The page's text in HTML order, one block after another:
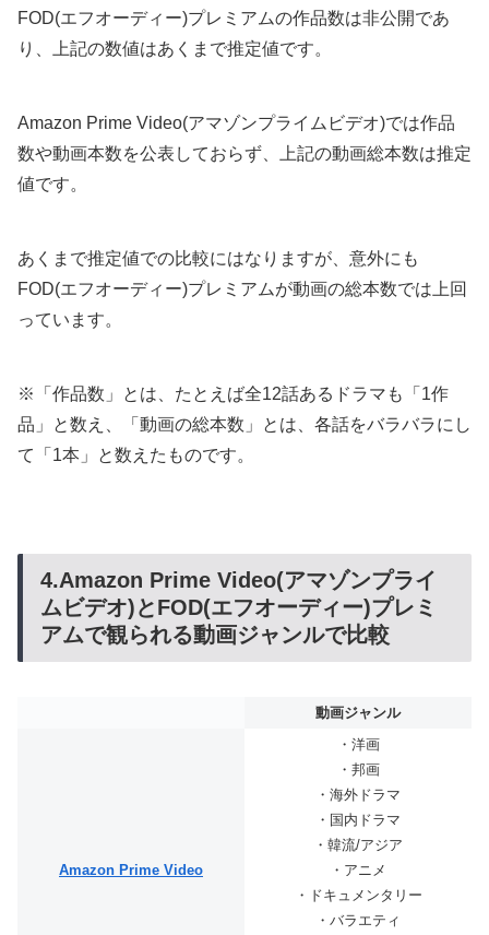
FOD(エフオーディー)プレミアムの作品数は非公開であ
り、上記の数値はあくまで推定値です。
Amazon Prime Video(アマゾンプライムビデオ)では作品
数や動画本数を公表しておらず、上記の動画総本数は推定
値です。
あくまで推定値での比較にはなりますが、意外にも
FOD(エフオーディー)プレミアムが動画の総本数では上回
っています。
※「作品数」とは、たとえば全12話あるドラマも「1作
品」と数え、「動画の総本数」とは、各話をバラバラにし
て「1本」と数えたものです。
4.Amazon Prime Video(アマゾンプライ
ムビデオ)とFOD(エフオーディー)プレミ
アムで観られる動画ジャンルで比較
動画ジャンル
Amazon Prime Video
・洋画
・邦画
・海外ドラマ
・国内ドラマ
・韓流/アジア
・アニメ
・ドキュメンタリー
・バラエティ